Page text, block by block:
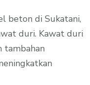
beton di Sukatani,
duri. Kawat duri
tambahan